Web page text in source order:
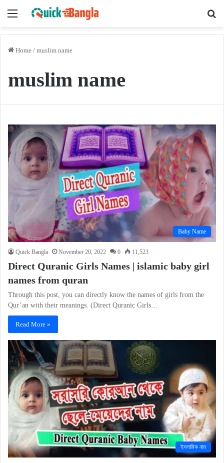
Menu
Home / muslim name
muslim name
Baby Name
Quick Bangla November 20, 2022 0 11,523
Direct Quranic Girls Names | islamic baby girl
names from quran
Through this post, you can directly know the names of girls from the
Qur’an with their meanings. (Direct Quranic Girls…
Read More »
ইসলামিক নাম